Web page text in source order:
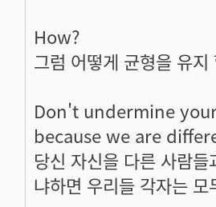
How?
그럼 어떻게 균형을 유
Don't undermine
because we are
당신 자신을 다른 사람
냐하면 우리들 각자는